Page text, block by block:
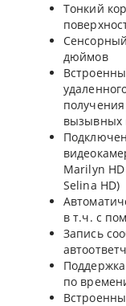
Тонкий
дюймов
вызывных
Marilyn
Selina HD)
в т.ч. с
Запись
по